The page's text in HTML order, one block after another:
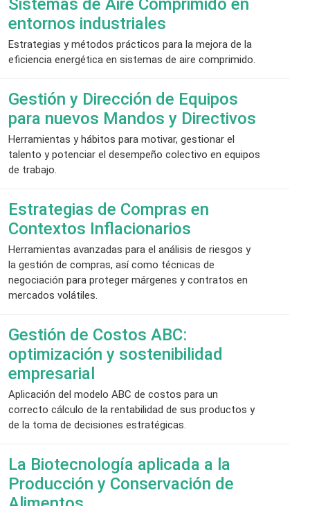
Sistemas de Aire Comprimido en
entornos industriales
Estrategias y métodos prácticos para la mejora de la
eficiencia energética en sistemas de aire comprimido.
Gestión y Dirección de Equipos
para nuevos Mandos y Directivos
Herramientas y hábitos para motivar, gestionar el
talento y potenciar el desempeño colectivo en equipos
de trabajo.
Estrategias de Compras en
Contextos Inflacionarios
Herramientas avanzadas para el análisis de riesgos y
la gestión de compras, así como técnicas de
negociación para proteger márgenes y contratos en
mercados volátiles.
Gestión de Costos ABC:
optimización y sostenibilidad
empresarial
Aplicación del modelo ABC de costos para un
correcto cálculo de la rentabilidad de sus productos y
de la toma de decisiones estratégicas.
La Biotecnología aplicada a la
Producción y Conservación de